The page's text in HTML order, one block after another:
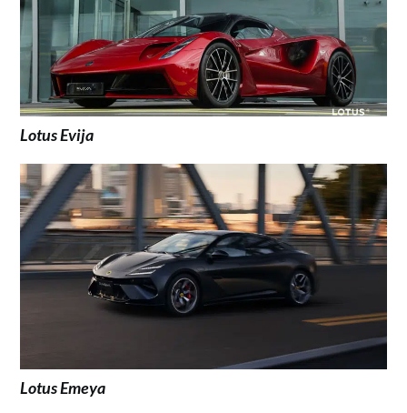
Lotus Evija
Lotus Emeya